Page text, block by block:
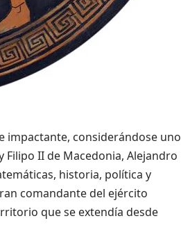
impactante, considerándose uno
II de Macedonia, Alejandro
historia, política y
comandante del ejército
que se extendía desde